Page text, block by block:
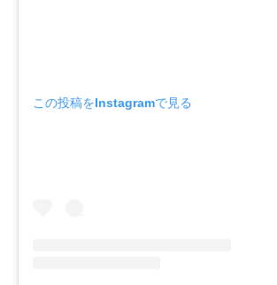
この投稿をInstagramで見る